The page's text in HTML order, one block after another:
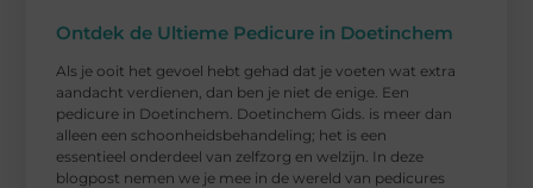
Ontdek de Ultieme Pedicure in Doetinchem
Als je ooit het gevoel hebt gehad dat je voeten wat extra
aandacht verdienen, dan ben je niet de enige. Een
pedicure in Doetinchem. Doetinchem Gids. is meer dan
alleen een schoonheidsbehandeling; het is een
essentieel onderdeel van zelfzorg en welzijn. In deze
blogpost nemen we je mee in de wereld van pedicures